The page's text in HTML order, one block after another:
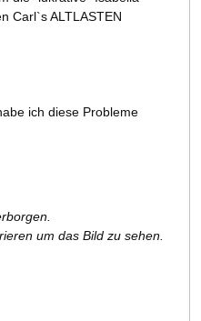
Carl`s ALTLASTEN
ich diese Probleme
um das Bild zu sehen.